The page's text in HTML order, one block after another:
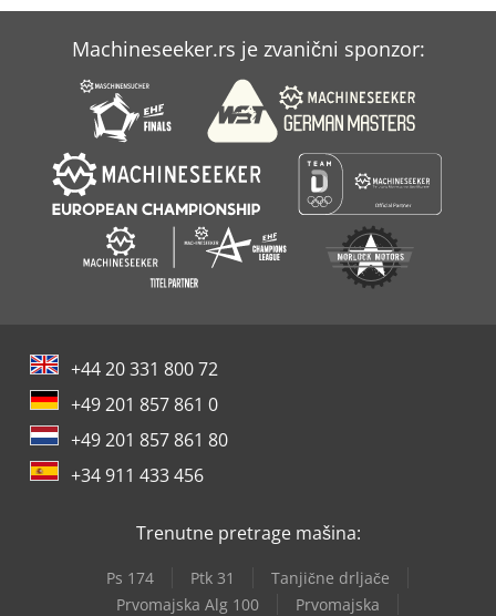
Machineseeker.rs je zvanični sponzor:
+44 20 331 800 72
+49 201 857 861 0
+49 201 857 861 80
+34 911 433 456
Trenutne pretrage mašina:
Ps 174 Ptk 31
Tanjične drljače
Prvomajska Alg 100
Prvomajska